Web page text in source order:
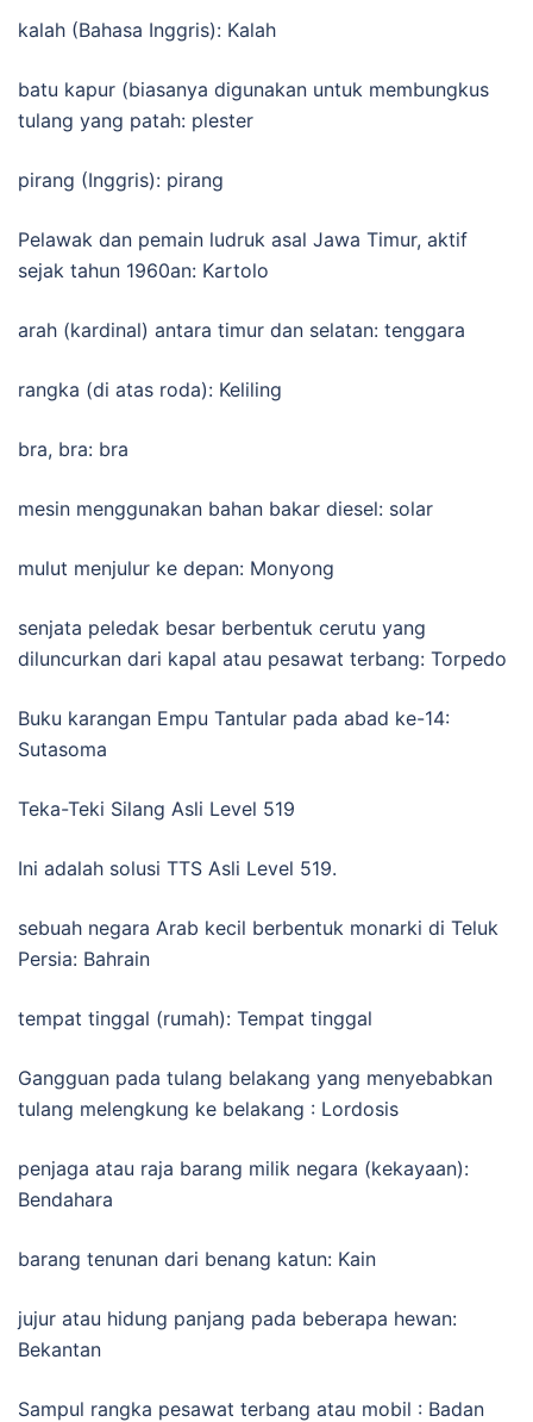
kalah (Bahasa Inggris): Kalah
batu kapur (biasanya digunakan untuk membungkus
tulang yang patah: plester
pirang (Inggris): pirang
Pelawak dan pemain ludruk asal Jawa Timur, aktif
sejak tahun 1960an: Kartolo
arah (kardinal) antara timur dan selatan: tenggara
rangka (di atas roda): Keliling
bra, bra: bra
mesin menggunakan bahan bakar diesel: solar
mulut menjulur ke depan: Monyong
senjata peledak besar berbentuk cerutu yang
diluncurkan dari kapal atau pesawat terbang: Torpedo
Buku karangan Empu Tantular pada abad ke-14:
Sutasoma
Teka-Teki Silang Asli Level 519
Ini adalah solusi TTS Asli Level 519.
sebuah negara Arab kecil berbentuk monarki di Teluk
Persia: Bahrain
tempat tinggal (rumah): Tempat tinggal
Gangguan pada tulang belakang yang menyebabkan
tulang melengkung ke belakang : Lordosis
penjaga atau raja barang milik negara (kekayaan):
Bendahara
barang tenunan dari benang katun: Kain
jujur ​​​​atau hidung panjang pada beberapa hewan:
Bekantan
Sampul rangka pesawat terbang atau mobil : Badan